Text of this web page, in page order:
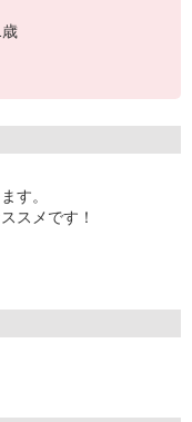
す。
スメです！
大同生命ビル 8F